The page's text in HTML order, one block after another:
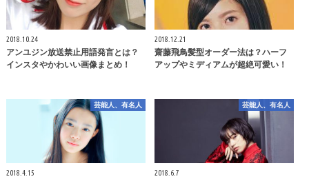
2018.10.24
アンユジン放送禁止用語発言とは？
インスタやかわいい画像まとめ！
2018.12.21
齋藤飛鳥髪型オーダー法は？ハーフ
アップやミディアムが超絶可愛い！
芸能人、有名人
2018.4.15
芸能人、有名人
2018.6.7